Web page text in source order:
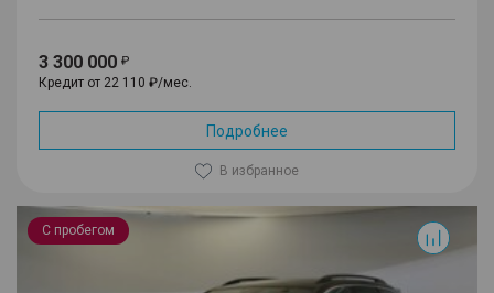
3 300 000
Кредит от 22 110 ₽/мес.
Подробнее
В избранное
С пробегом
Touareg